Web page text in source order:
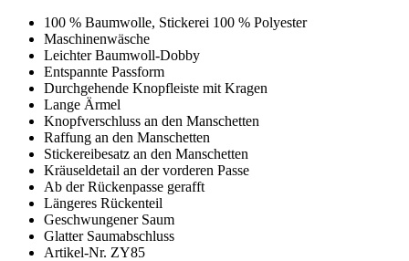
100 % Baumwolle, Stickerei 100 % Polyester
Maschinenwäsche
Leichter Baumwoll-Dobby
Entspannte Passform
Durchgehende Knopfleiste mit Kragen
Lange Ärmel
Knopfverschluss an den Manschetten
Raffung an den Manschetten
Stickereibesatz an den Manschetten
Kräuseldetail an der vorderen Passe
Ab der Rückenpasse gerafft
Längeres Rückenteil
Geschwungener Saum
Glatter Saumabschluss
Artikel-Nr. ZY85